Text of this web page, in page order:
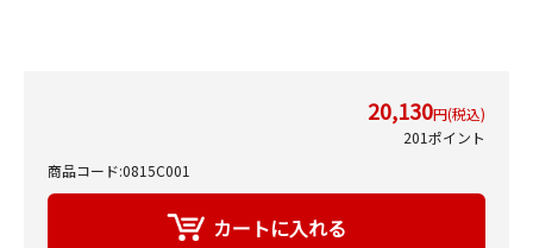
20,130円(税込)
201ポイント
商品コード:0815C001